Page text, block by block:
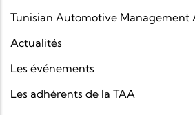
Tunisian Automotive Management
Actualités
Les événements
Les adhérents de la TAA